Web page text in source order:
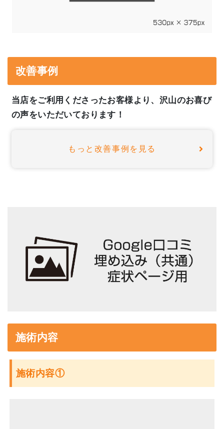
改善事例
当店をご利用くださったお客様より、沢山のお喜び
の声をいただいております！
もっと改善事例を見る
施術内容
施術内容①